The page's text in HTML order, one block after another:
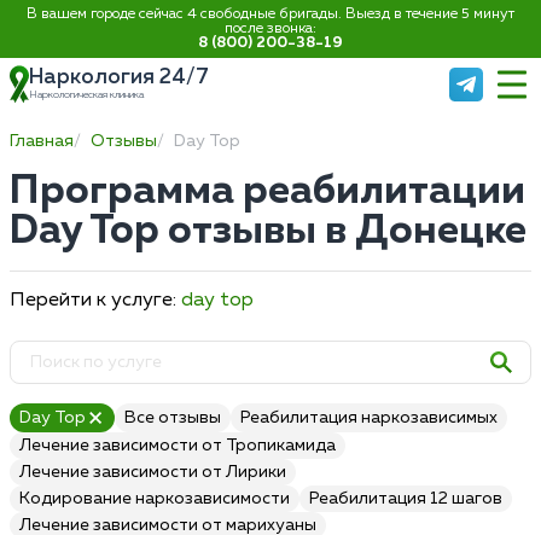
В вашем городе сейчас 4 свободные бригады. Выезд в течение 5 минут
после звонка:
8 (800) 200-38-19
Наркология 24/7
Наркологическая клиника
Главная Отзывы Day Top
Программа реабилитации
Day Top отзывы в Донецке
Перейти к услуге: day top
Day Top Все отзывы
Реабилитация наркозависимых
Лечение зависимости от Тропикамида
Лечение зависимости от Лирики
Кодирование наркозависимости
Реабилитация 12 шагов
Лечение зависимости от марихуаны